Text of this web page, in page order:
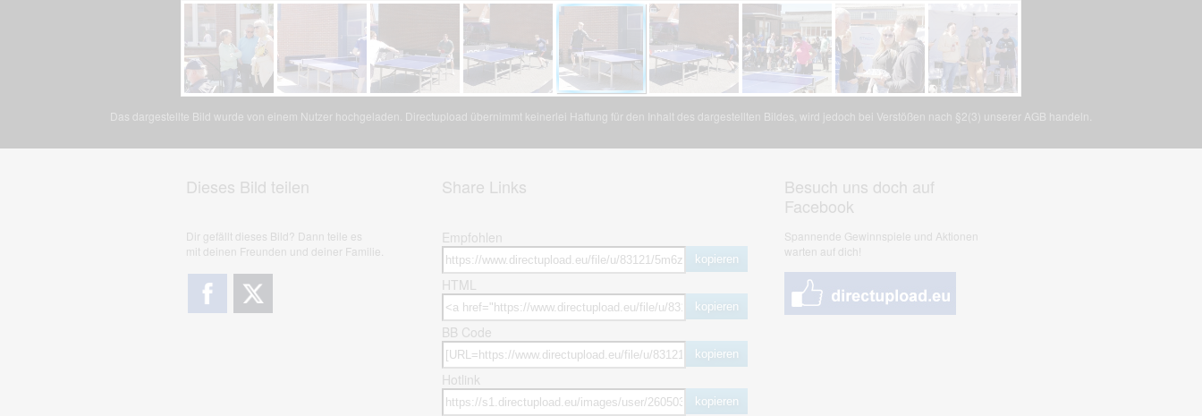
Das dargestellte Bild wurde von einem Nutzer hochgeladen. Directupload übernimmt keinerlei Haftung für den Inhalt des dargestellten Bildes, wird jedoch bei Verstößen nach §2(3) unserer AGB handeln.
Dieses Bild teilen
Dir gefällt dieses Bild? Dann teile es
mit deinen Freunden und deiner Familie.
Share Links
Empfohlen
kopieren
HTML
kopieren
BB Code
kopieren
Hotlink
kopieren
Besuch uns doch auf
Facebook
Spannende Gewinnspiele und Aktionen
warten auf dich!